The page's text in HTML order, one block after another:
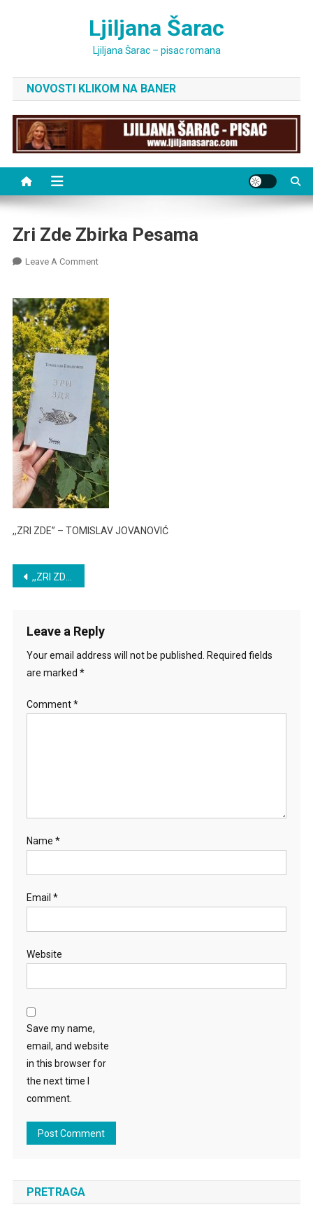
Ljiljana Šarac
Ljiljana Šarac – pisac romana
NOVOSTI KLIKOM NA BANER
Zri Zde Zbirka Pesama
Leave A CommentOn
Zbirka
Pesama
,,ZRI ZDE” – TOMISLAV JOVANOVIĆ
Post
,,ZRI ZDE” – TOMISLAV JOVANOVIĆ
Leave a Reply
Your email address will not be published.
Required fields
are marked *
Comment*
Name *
Email *
Website
Save my name,
email, and website
in this browser for
the next time I
comment.
PRETRAGA